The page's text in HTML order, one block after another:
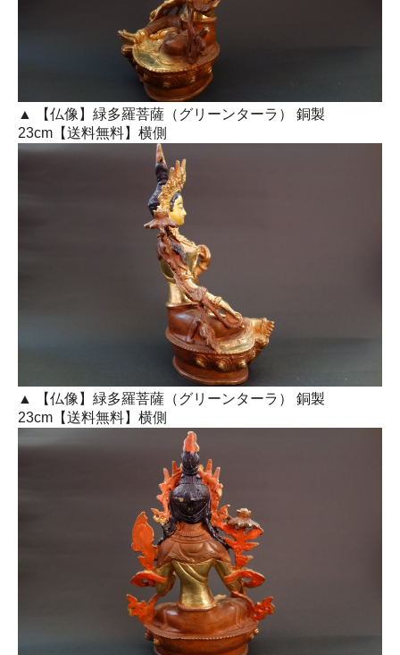
▲ 【仏像】緑多羅菩薩（グリーンターラ） 銅製
23cm【送料無料】横側
▲ 【仏像】緑多羅菩薩（グリーンターラ） 銅製
23cm【送料無料】横側